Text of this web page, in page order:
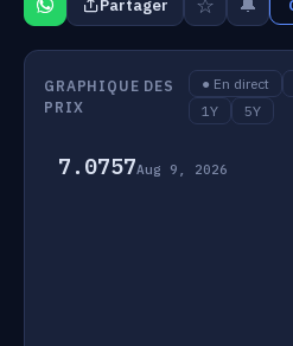
Partager 🔔
GRAPHIQUE DES
PRIX
● En direct
1Y
5Y
7.0757Aug 9, 2026